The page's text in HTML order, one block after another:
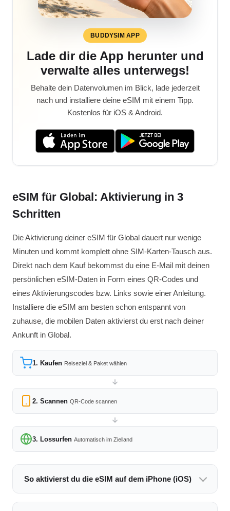
BUDDYSIM APP
Lade dir die App herunter und
verwalte alles unterwegs!
Behalte dein Datenvolumen im Blick, lade jederzeit
nach und installiere deine eSIM mit einem Tipp.
Kostenlos für iOS & Android.
eSIM für Global: Aktivierung in 3
Schritten
Die Aktivierung deiner eSIM für Global dauert nur wenige
Minuten und kommt komplett ohne SIM-Karten-Tausch aus.
Direkt nach dem Kauf bekommst du eine E-Mail mit deinen
persönlichen eSIM-Daten in Form eines QR-Codes und
eines Aktivierungscodes bzw. Links sowie einer Anleitung.
Installiere die eSIM am besten schon entspannt von
zuhause, die mobilen Daten aktivierst du erst nach deiner
Ankunft in Global.
1. Kaufen Reiseziel & Paket wählen
2. Scannen QR-Code scannen
3. Lossurfen Automatisch im Zielland
So aktivierst du die eSIM auf dem iPhone (iOS)